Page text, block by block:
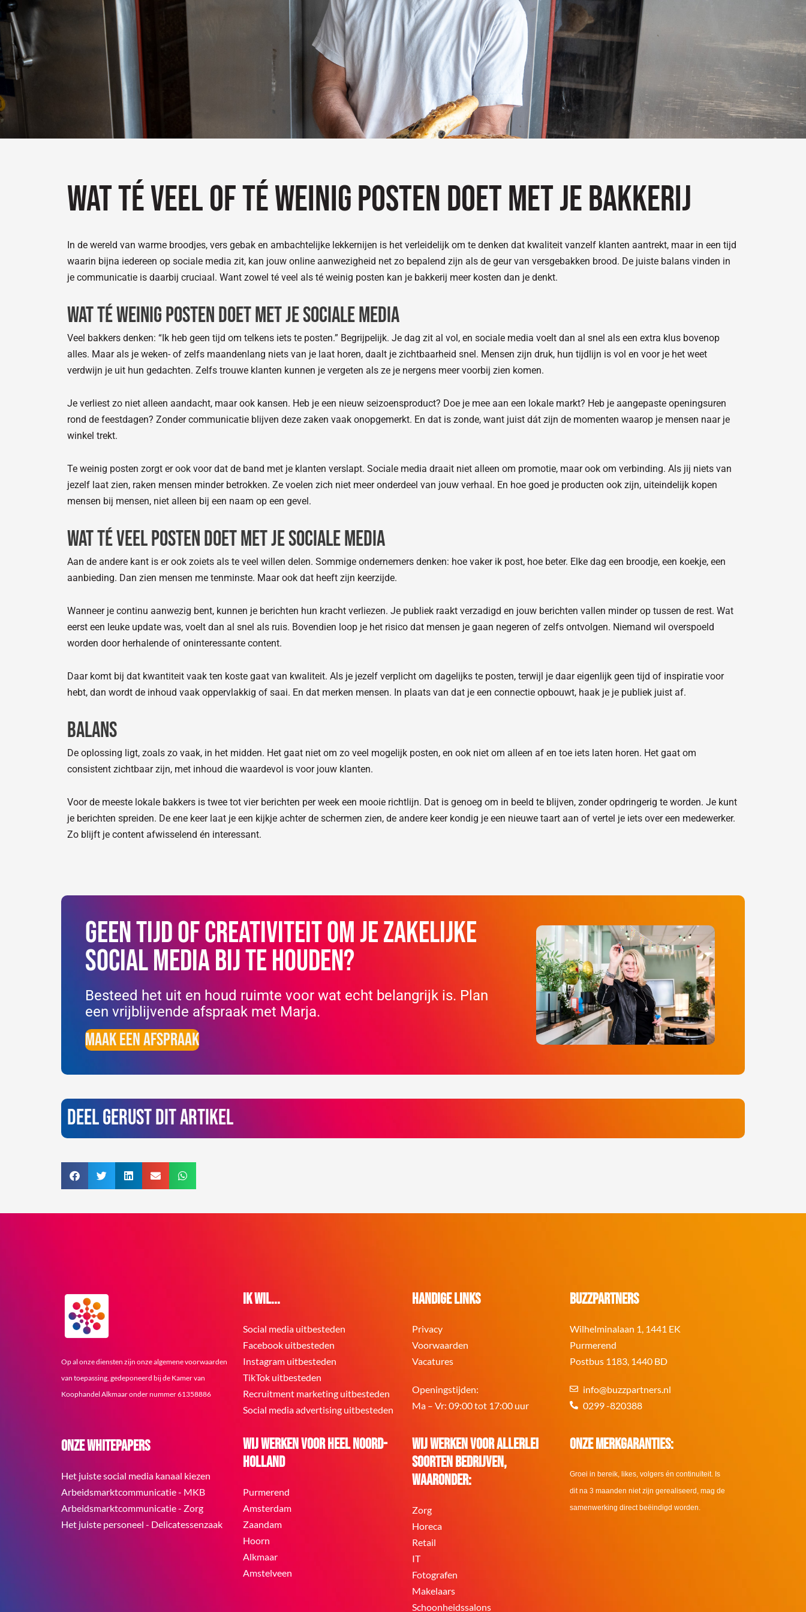
Wat té veel of té weinig posten doet met je bakkerij
In de wereld van warme broodjes, vers gebak en ambachtelijke lekkernijen is het verleidelijk om te denken dat kwaliteit vanzelf klanten aantrekt, maar in een tijd
waarin bijna iedereen op sociale media zit, kan jouw online aanwezigheid net zo bepalend zijn als de geur van versgebakken brood. De juiste balans vinden in
je communicatie is daarbij cruciaal. Want zowel té veel als té weinig posten kan je bakkerij meer kosten dan je denkt.
Wat té weinig posten doet met je sociale media
Veel bakkers denken: “Ik heb geen tijd om telkens iets te posten.” Begrijpelijk. Je dag zit al vol, en sociale media voelt dan al snel als een extra klus bovenop
alles. Maar als je weken- of zelfs maandenlang niets van je laat horen, daalt je zichtbaarheid snel. Mensen zijn druk, hun tijdlijn is vol en voor je het weet
verdwijn je uit hun gedachten. Zelfs trouwe klanten kunnen je vergeten als ze je nergens meer voorbij zien komen.
Je verliest zo niet alleen aandacht, maar ook kansen. Heb je een nieuw seizoensproduct? Doe je mee aan een lokale markt? Heb je aangepaste openingsuren
rond de feestdagen? Zonder communicatie blijven deze zaken vaak onopgemerkt. En dat is zonde, want juist dát zijn de momenten waarop je mensen naar je
winkel trekt.
Te weinig posten zorgt er ook voor dat de band met je klanten verslapt. Sociale media draait niet alleen om promotie, maar ook om verbinding. Als jij niets van
jezelf laat zien, raken mensen minder betrokken. Ze voelen zich niet meer onderdeel van jouw verhaal. En hoe goed je producten ook zijn, uiteindelijk kopen
mensen bij mensen, niet alleen bij een naam op een gevel.
Wat té veel posten doet met je sociale media
Aan de andere kant is er ook zoiets als te veel willen delen. Sommige ondernemers denken: hoe vaker ik post, hoe beter. Elke dag een broodje, een koekje, een
aanbieding. Dan zien mensen me tenminste. Maar ook dat heeft zijn keerzijde.
Wanneer je continu aanwezig bent, kunnen je berichten hun kracht verliezen. Je publiek raakt verzadigd en jouw berichten vallen minder op tussen de rest. Wat
eerst een leuke update was, voelt dan al snel als ruis. Bovendien loop je het risico dat mensen je gaan negeren of zelfs ontvolgen. Niemand wil overspoeld
worden door herhalende of oninteressante content.
Daar komt bij dat kwantiteit vaak ten koste gaat van kwaliteit. Als je jezelf verplicht om dagelijks te posten, terwijl je daar eigenlijk geen tijd of inspiratie voor
hebt, dan wordt de inhoud vaak oppervlakkig of saai. En dat merken mensen. In plaats van dat je een connectie opbouwt, haak je je publiek juist af.
Balans
De oplossing ligt, zoals zo vaak, in het midden. Het gaat niet om zo veel mogelijk posten, en ook niet om alleen af en toe iets laten horen. Het gaat om
consistent zichtbaar zijn, met inhoud die waardevol is voor jouw klanten.
Voor de meeste lokale bakkers is twee tot vier berichten per week een mooie richtlijn. Dat is genoeg om in beeld te blijven, zonder opdringerig te worden. Je kunt
je berichten spreiden. De ene keer laat je een kijkje achter de schermen zien, de andere keer kondig je een nieuwe taart aan of vertel je iets over een medewerker.
Zo blijft je content afwisselend én interessant.
Geen tijd of creativiteit om je zakelijke
social media bij te houden?
Besteed het uit en houd ruimte voor wat echt belangrijk is. Plan
een vrijblijvende afspraak met Marja.
Maak een afspraak
Deel gerust dit artikel
Op al onze diensten zijn onze algemene voorwaarden
van toepassing, gedeponeerd bij de Kamer van
Koophandel Alkmaar onder nummer 61358886
Onze whitepapers
Het juiste social media kanaal kiezen
Arbeidsmarktcommunicatie - MKB
Arbeidsmarktcommunicatie - Zorg
Het juiste personeel - Delicatessenzaak
Ik wil...
Social media uitbesteden
Facebook uitbesteden
Instagram uitbesteden
TikTok uitbesteden
Recruitment marketing uitbesteden
Social media advertising uitbesteden
Wij werken voor heel Noord-
Holland
Purmerend
Amsterdam
Zaandam
Hoorn
Alkmaar
Amstelveen
Handige links
Privacy
Voorwaarden
Vacatures
Openingstijden:
Ma – Vr: 09:00 tot 17:00 uur
Wij werken voor allerlei
soorten bedrijven,
waaronder:
Zorg
Horeca
Retail
IT
Fotografen
Makelaars
Schoonheidssalons
BuzzPartners
Wilhelminalaan 1, 1441 EK
Purmerend
Postbus 1183, 1440 BD
info@buzzpartners.nl
0299 -820388
Onze merkgaranties:
Groei in bereik, likes, volgers én continuïteit. Is
dit na 3 maanden niet zijn gerealiseerd, mag de
samenwerking direct beëindigd worden.